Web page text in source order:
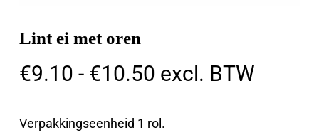
Lint ei met oren
€9.10 - €10.50Prijsklasse:
tot
excl. BTW
Verpakkingseenheid 1 rol.